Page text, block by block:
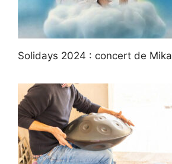
Solidays 2024 : concert de Mika